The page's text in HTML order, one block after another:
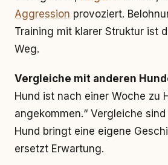
Aggression provoziert.
Training mit klarer Struktur ist
Weg.
Vergleiche mit anderen
Hund ist nach einer Woche zu
angekommen.“ Vergleiche
Hund bringt eine eigene
ersetzt Erwartung.